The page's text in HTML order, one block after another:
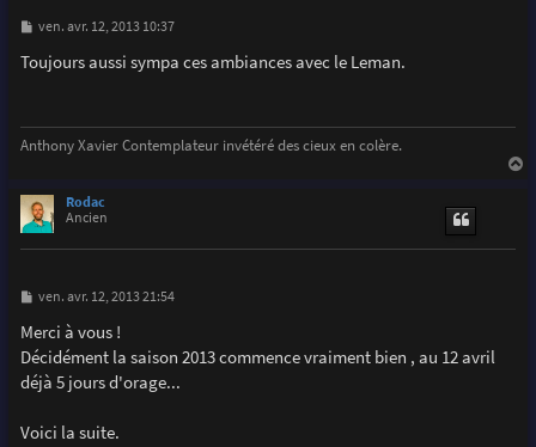
M
s
s
ven. avr. 12, 2013 10:37
Toujours aussi sympa ces ambiances avec le Leman.
Anthony Xavier Contemplateur invétéré des cieux en colère.
Rodac
Ancien
M
s
s
a
g
e
ven. avr. 12, 2013 21:54
Merci à vous !
Décidément la saison 2013 commence vraiment bien , au 12 avril
déjà 5 jours d'orage...
Voici la suite.